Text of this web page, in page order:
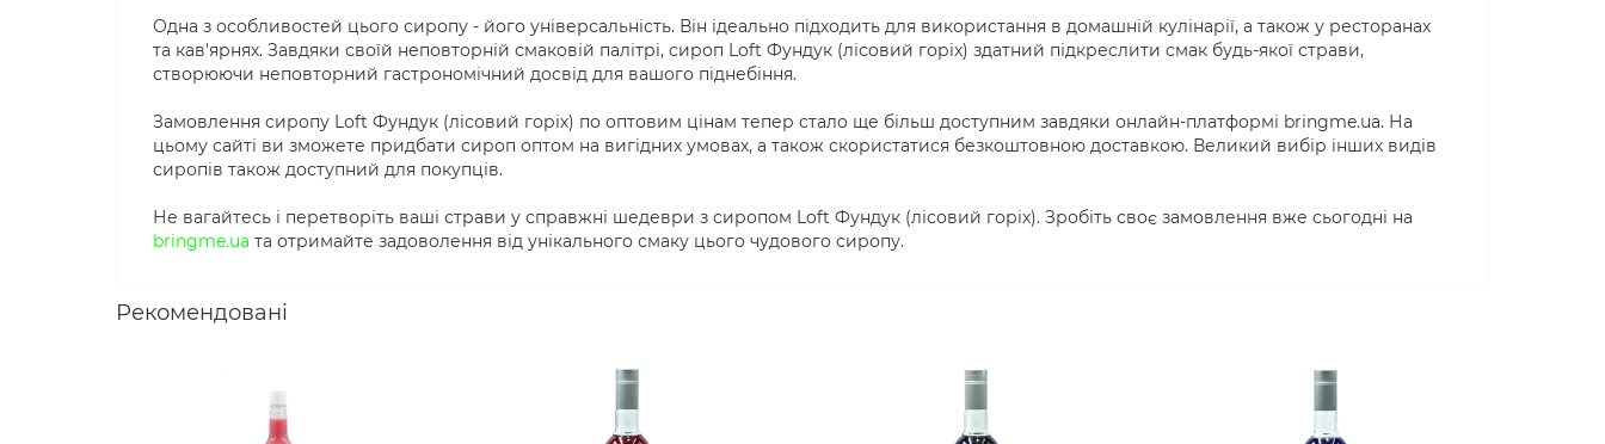
Одна з особливостей цього сиропу - його універсальність. Він ідеально підходить для використання в домашній кулінарії, а також у ресторанах
та кав'ярнях. Завдяки своїй неповторній смаковій палітрі, сироп Loft Фундук (лісовий горіх) здатний підкреслити смак будь-якої страви,
створюючи неповторний гастрономічний досвід для вашого піднебіння.
Замовлення сиропу Loft Фундук (лісовий горіх) по оптовим цінам тепер стало ще більш доступним завдяки онлайн-платформі bringme.ua. На
цьому сайті ви зможете придбати сироп оптом на вигідних умовах, а також скористатися безкоштовною доставкою. Великий вибір інших видів
сиропів також доступний для покупців.
Не вагайтесь і перетворіть ваші страви у справжні шедеври з сиропом Loft Фундук (лісовий горіх). Зробіть своє замовлення вже сьогодні на
bringme.ua та отримайте задоволення від унікального смаку цього чудового сиропу.
Рекомендовані